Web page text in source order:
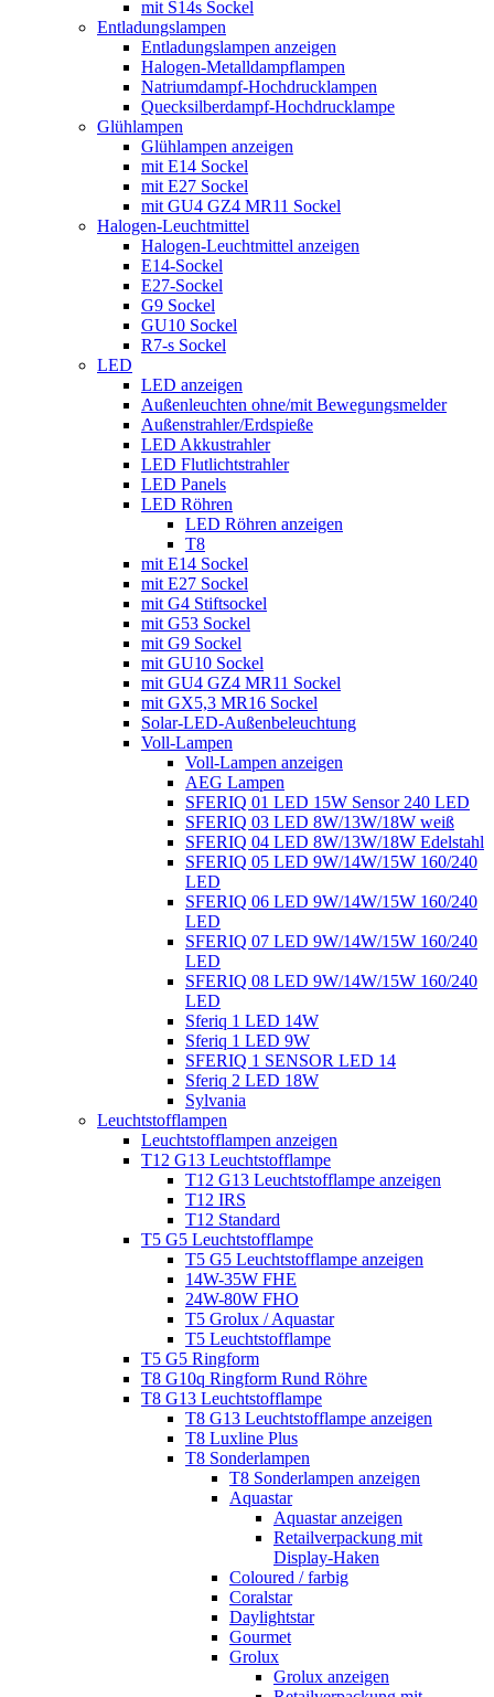
mit S14s Sockel
Entladungslampen
Entladungslampen anzeigen
Halogen-Metalldampflampen
Natriumdampf-Hochdrucklampen
Quecksilberdampf-Hochdrucklampe
Glühlampen
Glühlampen anzeigen
mit E14 Sockel
mit E27 Sockel
mit GU4 GZ4 MR11 Sockel
Halogen-Leuchtmittel
Halogen-Leuchtmittel anzeigen
E14-Sockel
E27-Sockel
G9 Sockel
GU10 Sockel
R7-s Sockel
LED
LED anzeigen
Außenleuchten ohne/mit Bewegungsmelder
Außenstrahler/Erdspieße
LED Akkustrahler
LED Flutlichtstrahler
LED Panels
LED Röhren
LED Röhren anzeigen
T8
mit E14 Sockel
mit E27 Sockel
mit G4 Stiftsockel
mit G53 Sockel
mit G9 Sockel
mit GU10 Sockel
mit GU4 GZ4 MR11 Sockel
mit GX5,3 MR16 Sockel
Solar-LED-Außenbeleuchtung
Voll-Lampen
Voll-Lampen anzeigen
AEG Lampen
SFERIQ 01 LED 15W Sensor 240 LED
SFERIQ 03 LED 8W/13W/18W weiß
SFERIQ 04 LED 8W/13W/18W Edelstahl
SFERIQ 05 LED 9W/14W/15W 160/240
LED
SFERIQ 06 LED 9W/14W/15W 160/240
LED
SFERIQ 07 LED 9W/14W/15W 160/240
LED
SFERIQ 08 LED 9W/14W/15W 160/240
LED
Sferiq 1 LED 14W
Sferiq 1 LED 9W
SFERIQ 1 SENSOR LED 14
Sferiq 2 LED 18W
Sylvania
Leuchtstofflampen
Leuchtstofflampen anzeigen
T12 G13 Leuchtstofflampe
T12 G13 Leuchtstofflampe anzeigen
T12 IRS
T12 Standard
T5 G5 Leuchtstofflampe
T5 G5 Leuchtstofflampe anzeigen
14W-35W FHE
24W-80W FHO
T5 Grolux / Aquastar
T5 Leuchtstofflampe
T5 G5 Ringform
T8 G10q Ringform Rund Röhre
T8 G13 Leuchtstofflampe
T8 G13 Leuchtstofflampe anzeigen
T8 Luxline Plus
T8 Sonderlampen
T8 Sonderlampen anzeigen
Aquastar
Aquastar anzeigen
Retailverpackung mit
Display-Haken
Coloured / farbig
Coralstar
Daylightstar
Gourmet
Grolux
Grolux anzeigen